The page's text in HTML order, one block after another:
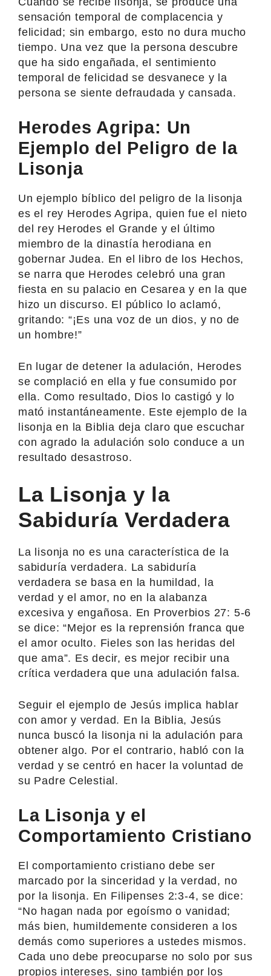
sensación temporal de complacencia y
felicidad; sin embargo, esto no dura mucho
tiempo. Una vez que la persona descubre
que ha sido engañada, el sentimiento
temporal de felicidad se desvanece y la
persona se siente defraudada y cansada.
Herodes Agripa: Un
Ejemplo del Peligro de la
Lisonja
Un ejemplo bíblico del peligro de la lisonja
es el rey Herodes Agripa, quien fue el nieto
del rey Herodes el Grande y el último
miembro de la dinastía herodiana en
gobernar Judea. En el libro de los Hechos,
se narra que Herodes celebró una gran
fiesta en su palacio en Cesarea y en la que
hizo un discurso. El público lo aclamó,
gritando: “¡Es una voz de un dios, y no de
un hombre!”
En lugar de detener la adulación, Herodes
se complació en ella y fue consumido por
ella. Como resultado, Dios lo castigó y lo
mató instantáneamente. Este ejemplo de la
lisonja en la Biblia deja claro que escuchar
con agrado la adulación solo conduce a un
resultado desastroso.
La Lisonja y la
Sabiduría Verdadera
La lisonja no es una característica de la
sabiduría verdadera. La sabiduría
verdadera se basa en la humildad, la
verdad y el amor, no en la alabanza
excesiva y engañosa. En Proverbios 27: 5-6
se dice: “Mejor es la reprensión franca que
el amor oculto. Fieles son las heridas del
que ama”. Es decir, es mejor recibir una
crítica verdadera que una adulación falsa.
Seguir el ejemplo de Jesús implica hablar
con amor y verdad. En la Biblia, Jesús
nunca buscó la lisonja ni la adulación para
obtener algo. Por el contrario, habló con la
verdad y se centró en hacer la voluntad de
su Padre Celestial.
La Lisonja y el
Comportamiento Cristiano
El comportamiento cristiano debe ser
marcado por la sinceridad y la verdad, no
por la lisonja. En Filipenses 2:3-4, se dice:
“No hagan nada por egoísmo o vanidad;
más bien, humildemente consideren a los
demás como superiores a ustedes mismos.
Cada uno debe preocuparse no solo por sus
propios intereses, sino también por los